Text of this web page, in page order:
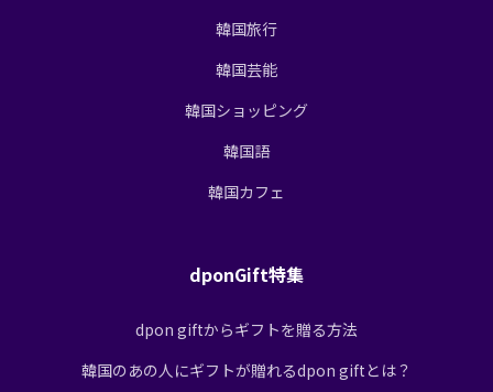
韓国旅行
韓国芸能
韓国ショッピング
韓国語
韓国カフェ
dponGift特集
dpon giftからギフトを贈る方法
韓国のあの人にギフトが贈れるdpon giftとは？